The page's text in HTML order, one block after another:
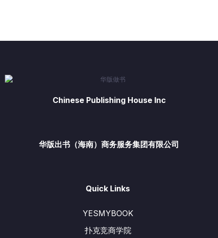
Chinese Publishing House Inc
华版出书（海南）商务服务集团有限公司
Quick Links
YESMYBOOK
扑克竞商学院